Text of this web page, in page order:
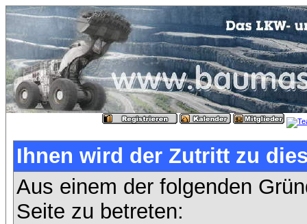
Ihnen wird der Zutritt zu
Aus einem der folgenden
Seite zu betreten: